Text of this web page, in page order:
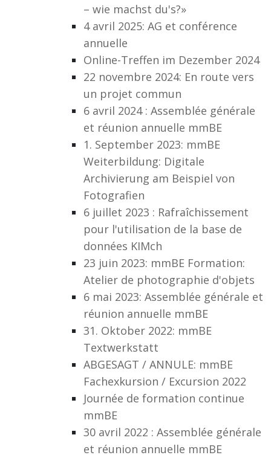
– wie machst du's?»
4 avril 2025: AG et conférence
annuelle
Online-Treffen im Dezember 2024
22 novembre 2024: En route vers
un projet commun
6 avril 2024 : Assemblée générale
et réunion annuelle mmBE
1. September 2023: mmBE
Weiterbildung: Digitale
Archivierung am Beispiel von
Fotografien
6 juillet 2023 : Rafraîchissement
pour l'utilisation de la base de
données KIMch
23 juin 2023: mmBE Formation:
Atelier de photographie d'objets
6 mai 2023: Assemblée générale et
réunion annuelle mmBE
31. Oktober 2022: mmBE
Textwerkstatt
ABGESAGT / ANNULE: mmBE
Fachexkursion / Excursion 2022
Journée de formation continue
mmBE
30 avril 2022 : Assemblée générale
et réunion annuelle mmBE